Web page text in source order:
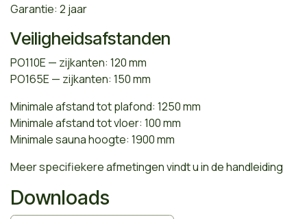
Garantie: 2 jaar
Veiligheidsafstanden
PO110E — zijkanten: 120 mm
PO165E — zijkanten: 150 mm
Minimale afstand tot plafond: 1250 mm
Minimale afstand tot vloer: 100 mm
Minimale sauna hoogte: 1900 mm
Meer specifiekere afmetingen vindt u in de handleiding
Downloads